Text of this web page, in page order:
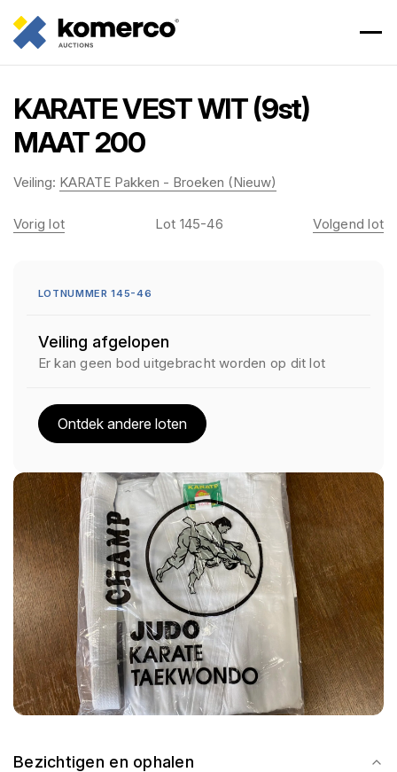
KARATE VEST WIT (9st)
MAAT 200
Veiling: KARATE Pakken - Broeken (Nieuw)
Bezichtigen en ophalen
Vorig lot Lot 145-46 Volgend lot
LOTNUMMER 145-46
Veiling afgelopen
Er kan geen bod uitgebracht worden op dit lot
Ontdek andere loten